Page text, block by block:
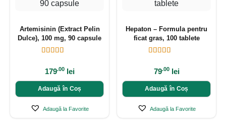
Artemisinin (Extract Pelin
Dulce), 100 mg, 90 capsule
179.00 lei
Adaugă în Coș
Adaugă la Favorite
Hepaton – Formula pentru
ficat gras, 100 tablete
79.00 lei
Adaugă în Coș
Adaugă la Favorite